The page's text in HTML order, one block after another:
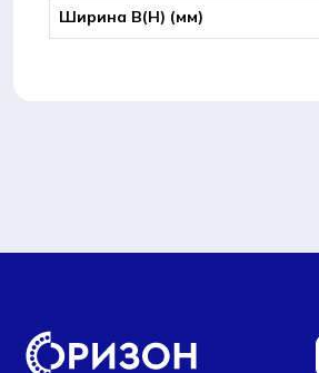
Ширина B(Н) (мм)